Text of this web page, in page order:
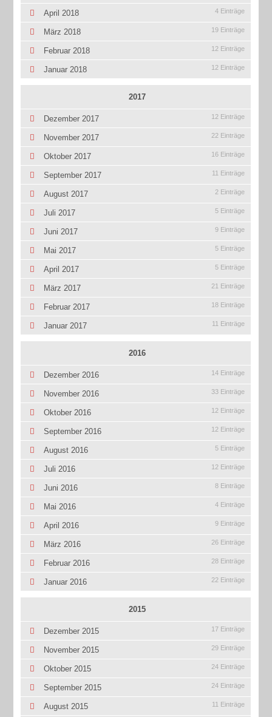
April 2018 4 Einträge
März 2018 19 Einträge
Februar 2018 12 Einträge
Januar 2018 12 Einträge
2017
Dezember 2017 12 Einträge
November 2017 22 Einträge
Oktober 2017 16 Einträge
September 2017 11 Einträge
August 2017 2 Einträge
Juli 2017 5 Einträge
Juni 2017 9 Einträge
Mai 2017 5 Einträge
April 2017 5 Einträge
März 2017 21 Einträge
Februar 2017 18 Einträge
Januar 2017 11 Einträge
2016
Dezember 2016 14 Einträge
November 2016 33 Einträge
Oktober 2016 12 Einträge
September 2016 12 Einträge
August 2016 5 Einträge
Juli 2016 12 Einträge
Juni 2016 8 Einträge
Mai 2016 4 Einträge
April 2016 9 Einträge
März 2016 26 Einträge
Februar 2016 28 Einträge
Januar 2016 22 Einträge
2015
Dezember 2015 17 Einträge
November 2015 29 Einträge
Oktober 2015 24 Einträge
September 2015 24 Einträge
August 2015 11 Einträge